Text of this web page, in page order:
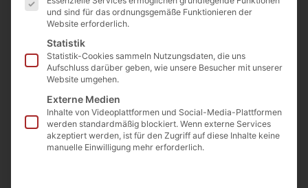
Höhe
40
Beschreibung
Ein handlicher Diabas mit Quarzadern ist ein vielseitiges
und sind für das ordnungsgemäße Funktionieren der
Website erforderlich.
Statistik
Statistik-Cookies sammeln Nutzungsdaten, die uns
Aufschluss darüber geben, wie unsere Besucher mit unserer
Website umgehen.
Externe Medien
Inhalte von Videoplattformen und Social-Media-Plattformen
werden standardmäßig blockiert. Wenn externe Services
akzeptiert werden, ist für den Zugriff auf diese Inhalte keine
manuelle Einwilligung mehr erforderlich.